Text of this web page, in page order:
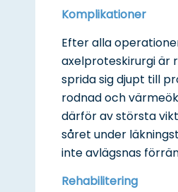
Komplikationer
Efter alla
axelproteskirurgi är
sprida sig djupt till
rodnad och
därför av största
såret under
inte avlägsnas
Rehabilitering